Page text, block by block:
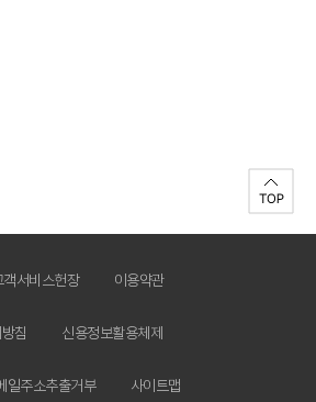
객서비스헌장 이용약관
침 신용정보활용체제
일주소추출거부 사이트맵